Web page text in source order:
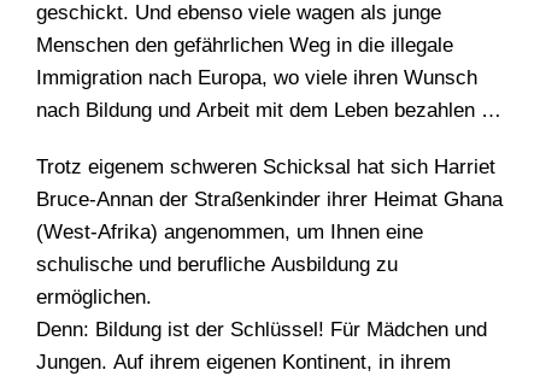
geschickt. Und ebenso viele wagen als junge
Menschen den gefährlichen Weg in die illegale
Immigration nach Europa, wo viele ihren Wunsch
nach Bildung und Arbeit mit dem Leben bezahlen …
Trotz eigenem schweren Schicksal hat sich Harriet
Bruce-Annan der Straßenkinder ihrer Heimat Ghana
(West-Afrika) angenommen, um Ihnen eine
schulische und berufliche Ausbildung zu
ermöglichen.
Denn: Bildung ist der Schlüssel! Für Mädchen und
Jungen. Auf ihrem eigenen Kontinent, in ihrem